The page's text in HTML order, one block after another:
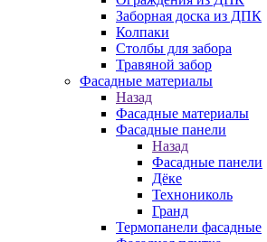
Заборная доска из ДПК
Колпаки
Столбы для забора
Травяной забор
Фасадные материалы
Назад
Фасадные материалы
Фасадные панели
Назад
Фасадные панели
Дёке
Технониколь
Гранд
Термопанели фасадные